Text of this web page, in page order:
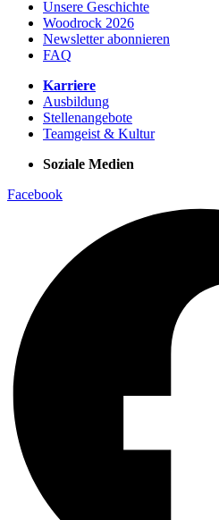
Unsere Geschichte
Woodrock 2026
Newsletter abonnieren
FAQ
Karriere
Ausbildung
Stellenangebote
Teamgeist & Kultur
Soziale Medien
Facebook